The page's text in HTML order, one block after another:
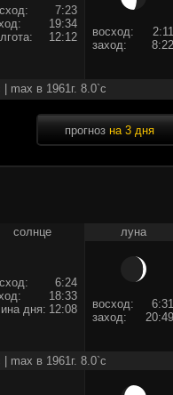
7:23
19:34
12:12 восход:
2:11
заход:
8:22
max в 1961г. 8.0`c
прогноз на 3 дня
солнце луна
6:24
18:33
дня: 12:08 восход:
6:31
заход:
20:49
max в 1961г. 8.0`c